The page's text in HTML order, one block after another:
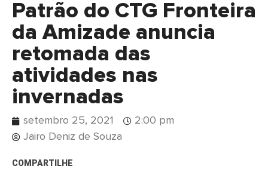
Patrão do CTG Fronteira
da Amizade anuncia
retomada das
atividades nas
invernadas
setembro 25, 2021
2:00 pm
Jairo Deniz de Souza
COMPARTILHE